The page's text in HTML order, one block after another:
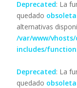
Deprecated: La
quedado obsoleta
alternativas
/var/www/
includes/
Deprecated: La
quedado obsoleta